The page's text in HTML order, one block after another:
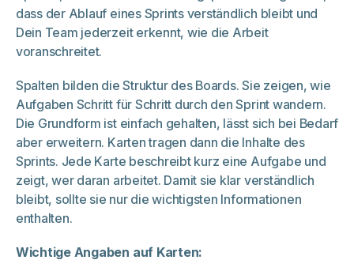
dass der Ablauf eines Sprints verständlich bleibt und
Dein Team jederzeit erkennt, wie die Arbeit
voranschreitet.
Spalten bilden die Struktur des Boards. Sie zeigen, wie
Aufgaben Schritt für Schritt durch den Sprint wandern.
Die Grundform ist einfach gehalten, lässt sich bei Bedarf
aber erweitern. Karten tragen dann die Inhalte des
Sprints. Jede Karte beschreibt kurz eine Aufgabe und
zeigt, wer daran arbeitet. Damit sie klar verständlich
bleibt, sollte sie nur die wichtigsten Informationen
enthalten.
Wichtige Angaben auf Karten: